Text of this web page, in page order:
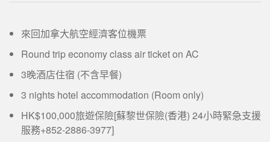
來回加拿大航空經濟客位機票
Round trip economy class air ticket on AC
3晚酒店住宿 (不含早餐)
3 nights hotel accommodation (Room only)
HK$100,000旅遊保險[蘇黎世保險(香港) 24小時緊急支援
服務+852-2886-3977]